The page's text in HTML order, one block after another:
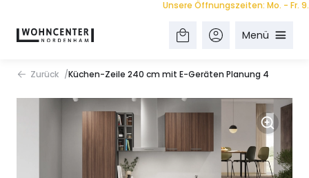
Unsere Öffnungszeiten: Mo. - Fr.
Menü
Zurück Küchen-Zeile 240 cm mit E-Geräten Planung 4